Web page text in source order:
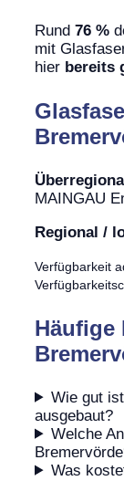
Rund 76 %
mit
hier bereits
MAINGAU
Regional /
Verfügbarkeit
Häufige
Wie gut
ausgebaut?
Welche
Was